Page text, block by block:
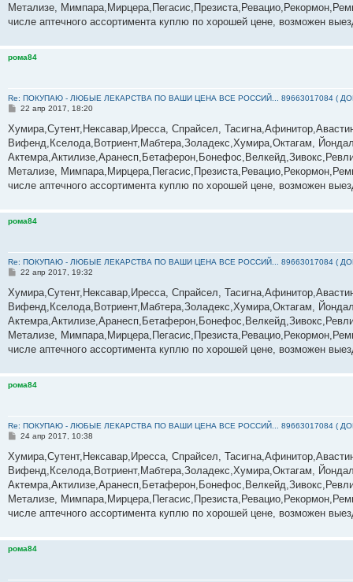
и
е
Метализе,
числе аптечного ассортимента куплю по хорошей цене, возможен
рома84
Re: ПОКУПАЮ - ЛЮБЫЕ ЛЕКАРСТВА ПО ВАШИ ЦЕНА ВСЕ РОССИЙ... 89663017084 (
С
о
б
щ
е
и
е
22 апр 2017, 18:20
Хумира,Сутент,Нексавар,Иресса, Спрайсел,
Вифенд,Кселода,Вотриент,Мабтера,Золадекс,Хумира,Октагам,
Метализе,
числе аптечного ассортимента куплю по хорошей цене, возможен
рома84
Re: ПОКУПАЮ - ЛЮБЫЕ ЛЕКАРСТВА ПО ВАШИ ЦЕНА ВСЕ РОССИЙ... 89663017084 (
С
о
б
щ
е
и
е
22 апр 2017, 19:32
Хумира,Сутент,Нексавар,Иресса, Спрайсел,
Вифенд,Кселода,Вотриент,Мабтера,Золадекс,Хумира,Октагам,
Метализе,
числе аптечного ассортимента куплю по хорошей цене, возможен
рома84
Re: ПОКУПАЮ - ЛЮБЫЕ ЛЕКАРСТВА ПО ВАШИ ЦЕНА ВСЕ РОССИЙ... 89663017084 (
С
о
б
щ
е
и
е
24 апр 2017, 10:38
Хумира,Сутент,Нексавар,Иресса, Спрайсел,
Вифенд,Кселода,Вотриент,Мабтера,Золадекс,Хумира,Октагам,
Метализе,
числе аптечного ассортимента куплю по хорошей цене, возможен
рома84